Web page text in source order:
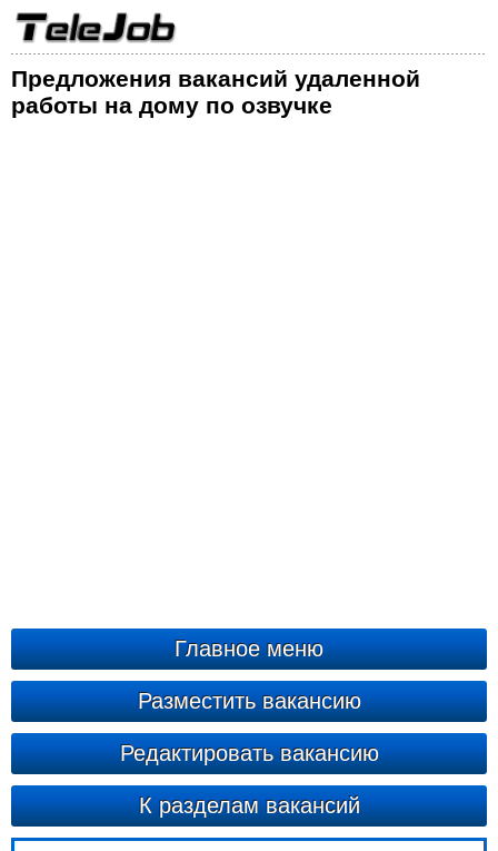
Предложения вакансий удаленной
работы на дому по озвучке
Главное меню
Разместить вакансию
Редактировать вакансию
К разделам вакансий